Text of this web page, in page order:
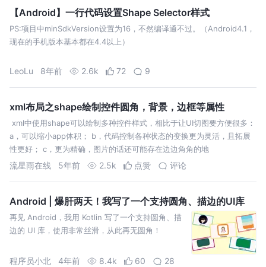
【Android】一行代码设置Shape Selector样式
PS:项目中minSdkVersion设置为16，不然编译通不过。（Android4.1，
现在的手机版本基本都在4.4以上）
LeoLu 8年前 2.6k 72 9
xml布局之shape绘制控件圆角，背景，边框等属性
​ xml中使用shape可以绘制多种控件样式，相比于让UI切图要方便很多：
a，可以缩小app体积； b，代码控制各种状态的变换更为灵活，且拓展
性更好； c，更为精确，图片的话还可能存在边边角角的地
流星雨在线 5年前 2.5k 点赞 评论
Android | 爆肝两天！我写了一个支持圆角、描边的UI库
再见 Android，我用 Kotlin 写了一个支持圆角、描
边的 UI 库，使用非常丝滑，从此再无圆角！
程序员小北 4年前 8.4k 60 28